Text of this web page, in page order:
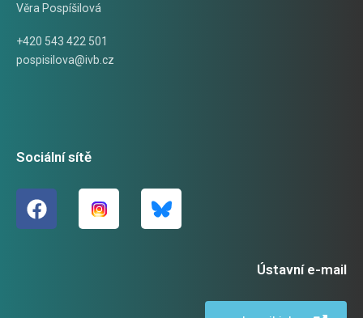
Věra Pospíšilová
+420 543 422 501
pospisilova@ivb.cz
Sociální sítě
Ústavní e-mail